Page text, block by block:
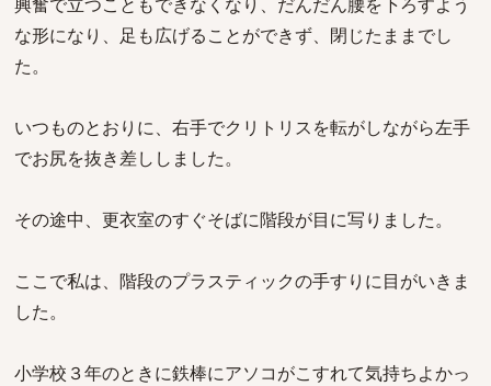
な形になり、足も広げることができず、閉じたままでし
た。
いつものとおりに、右手でクリトリスを転がしながら左手
でお尻を抜き差ししました。
その途中、更衣室のすぐそばに階段が目に写りました。
ここで私は、階段のプラスティックの手すりに目がいきま
した。
小学校３年のときに鉄棒にアソコがこすれて気持ちよかっ